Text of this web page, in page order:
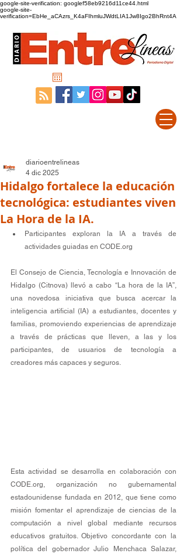
google-site-verification: googlef58eb9216d11ce44.html
google-site-
verification=EbHe_aCAzrs_K4aFIhmluJWdtLIA1Jw8Igo2BhRnt4A
Hidalgo fortalece la educación
tecnológica: estudiantes viven
La Hora de la IA.
diarioentrelineas
4 dic 2025
Participantes exploran la IA a través de
actividades guiadas en CODE.org
El Consejo de Ciencia, Tecnología e Innovación de
Hidalgo (Citnova) llevó a cabo “La hora de la IA”,
una novedosa iniciativa que busca acercar la
inteligencia artificial (IA) a estudiantes, docentes y
familias, promoviendo experiencias de aprendizaje
a través de prácticas que lleven, a las y los
participantes, de usuarios de tecnología a
creadores más capaces y seguros.
CODE.org, organización no gubernamental
estadounidense fundada en 2012, que tiene como
misión fomentar el aprendizaje de ciencias de la
computación a nivel global mediante recursos
educativos gratuitos. Objetivo concordante con la
política del gobernador Julio Menchaca Salazar,